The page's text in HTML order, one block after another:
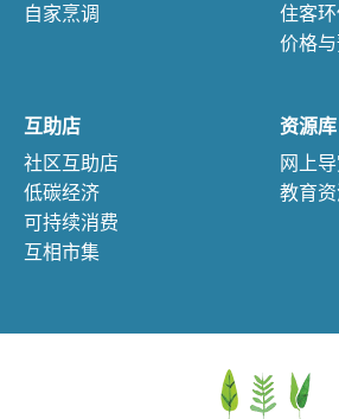
自家烹调
住客
价格
互助店
社区互助店
低碳经济
可持续消费
互相市集
资源库
网上
教育